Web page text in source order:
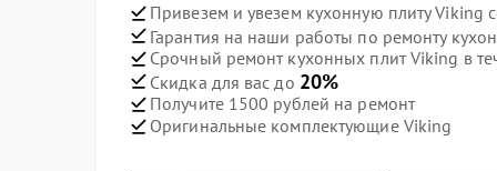
Привезем и увезем кухонную плиту Viking
Гарантия на наши работы по ремонту
Срочный ремонт кухонных плит Viking в
Скидка для вас до 20%
Получите 1500 рублей на ремонт
Оригинальные комплектующие Viking